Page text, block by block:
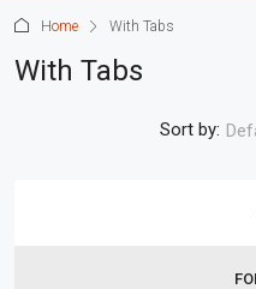
Home With Tabs
With Tabs
Sort by: